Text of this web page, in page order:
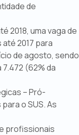
de
2018, uma vaga de
2017 para
de agosto, sendo
(62% da
– Pró-
o SUS. As
profissionais